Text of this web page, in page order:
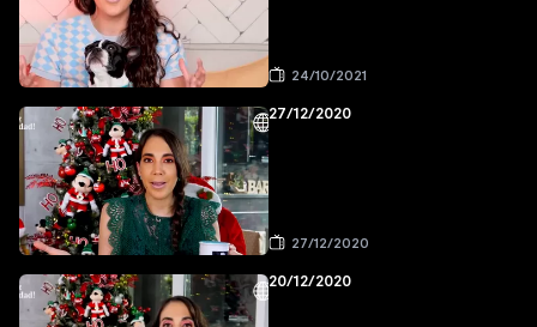
24/10/2021
27/12/2020
27/12/2020
20/12/2020